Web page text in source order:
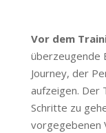
Vor dem
überzeugende
Journey, der
aufzeigen. Der
Schritte zu
vorgegebenen